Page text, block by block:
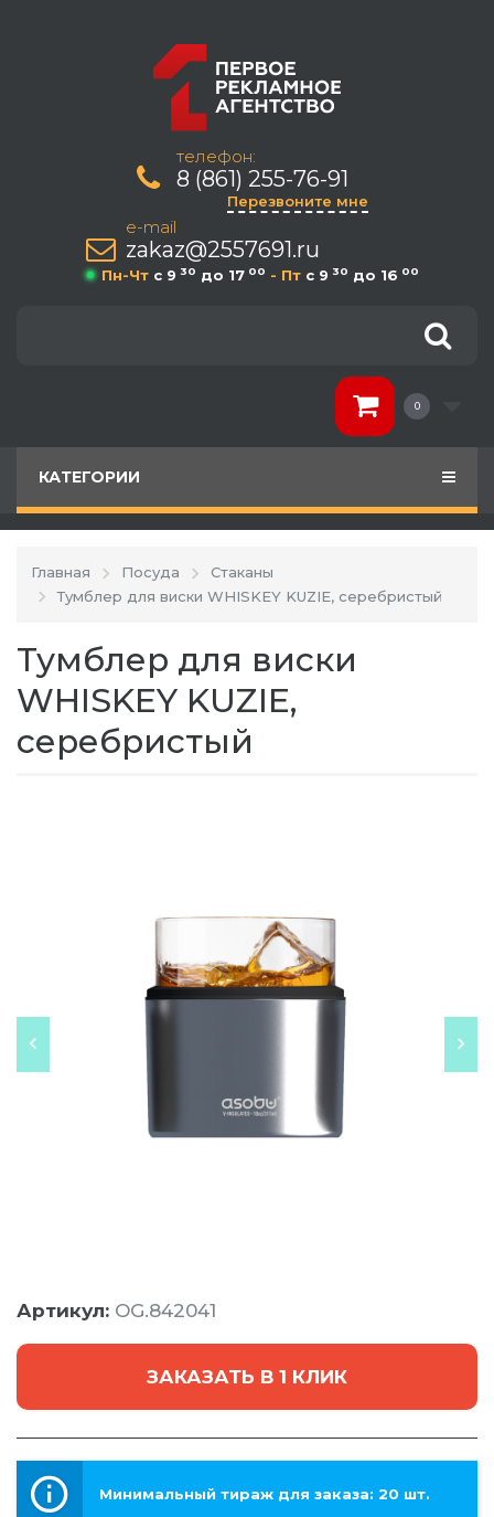
телефон:
8 (861) 255-76-91
Перезвоните мне
e-mail
zakaz@2557691.ru
Пн-Чт c 9 30 до 17 00 - Пт c 9 30 до 16 00
0
КАТЕГОРИИ
Главная Посуда
Стаканы
Тумблер для виски WHISKEY KUZIE, серебристый
Тумблер для виски
WHISKEY KUZIE,
серебристый
Артикул: OG.842041
ЗАКАЗАТЬ В 1 КЛИК
Минимальный тираж для заказа: 20 шт.